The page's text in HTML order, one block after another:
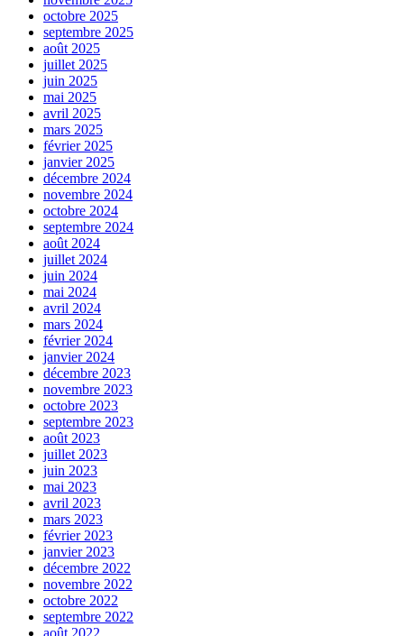
octobre 2025
septembre 2025
août 2025
juillet 2025
juin 2025
mai 2025
avril 2025
mars 2025
février 2025
janvier 2025
décembre 2024
novembre 2024
octobre 2024
septembre 2024
août 2024
juillet 2024
juin 2024
mai 2024
avril 2024
mars 2024
février 2024
janvier 2024
décembre 2023
novembre 2023
octobre 2023
septembre 2023
août 2023
juillet 2023
juin 2023
mai 2023
avril 2023
mars 2023
février 2023
janvier 2023
décembre 2022
novembre 2022
octobre 2022
septembre 2022
août 2022